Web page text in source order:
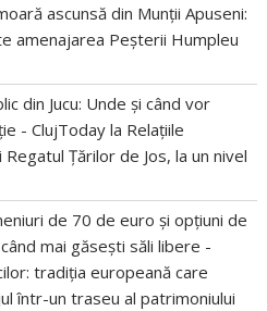
ascunsă din Munții Apuseni:
amenajarea Peșterii Humpleu
din Jucu: Unde și când vor
- ClujToday la Relațiile
Țărilor de Jos, la un nivel
de 70 de euro și opțiuni de
mai găsești săli libere -
tradiția europeană care
într-un traseu al patrimoniului